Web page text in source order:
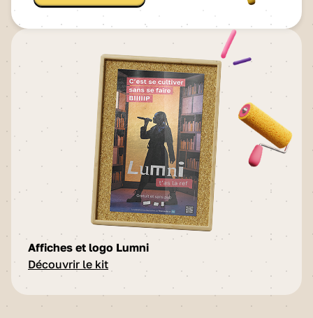
Affiches et logo Lumni
Découvrir le kit